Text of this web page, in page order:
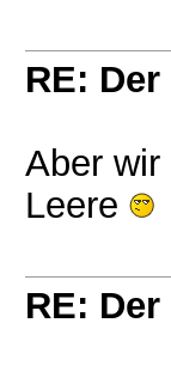
RE: Der
Aber
Leere
RE: Der